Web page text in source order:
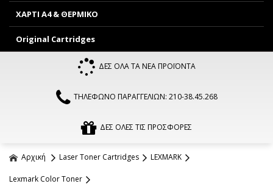
ΧΑΡΤΙ Α4 & ΘΕΡΜΙΚΟ
Original Cartridges
ΔΕΣ ΟΛΑ ΤΑ ΝΕΑ ΠΡΟΪΟΝΤΑ
ΤΗΛΕΦΩΝΟ ΠΑΡΑΓΓΕΛΙΩΝ: 210-38.45.268
ΔΕΣ ΟΛΕΣ ΤΙΣ ΠΡΟΣΦΟΡΕΣ
Αρχική Laser Toner Cartridges LEXMARK
Lexmark Color Toner